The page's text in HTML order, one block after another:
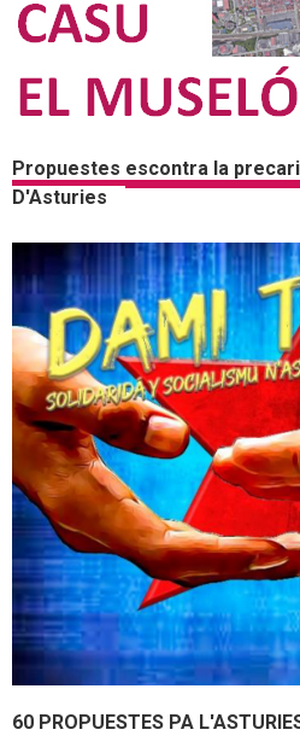
Propuestes escontra la
D'Asturies
60 PROPUESTES PA